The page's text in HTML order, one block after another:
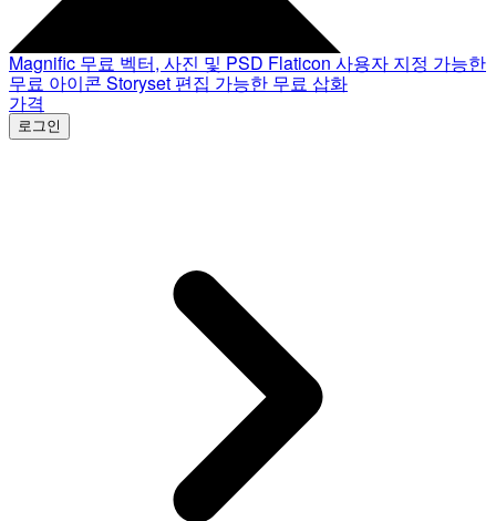
Magnific 무료 벡터, 사진 및 PSD Flaticon 사용자 지정 가능한
무료 아이콘 Storyset 편집 가능한 무료 삽화
가격
로그인